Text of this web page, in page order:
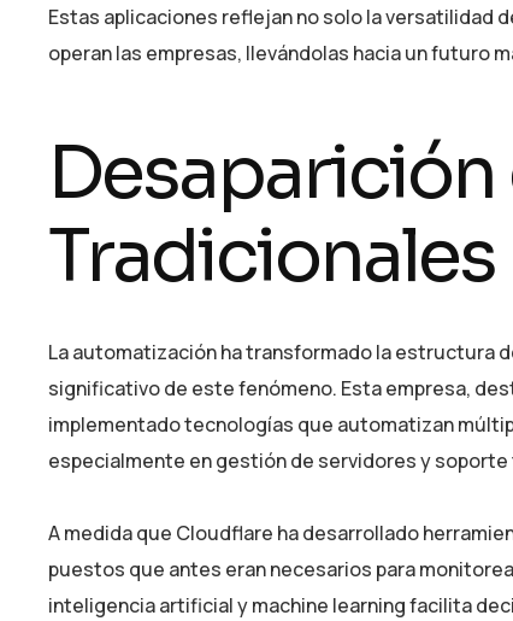
Estas aplicaciones reflejan no solo la versatilidad
operan las empresas, llevándolas hacia un futuro
Desaparición
Tradicionales
La automatización ha transformado la estructura
significativo de este fenómeno. Esta empresa,
implementado tecnologías que automatizan
especialmente en gestión de servidores y
A medida que Cloudflare ha desarrollado
puestos que antes eran necesarios para
inteligencia artificial y machine learning facilita